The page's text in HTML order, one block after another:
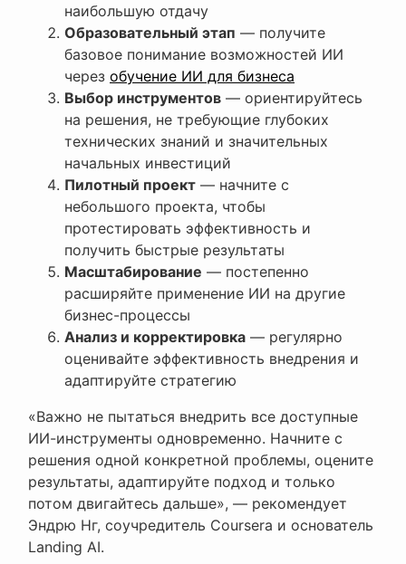
наибольшую отдачу
Образовательный этап — получите
базовое понимание возможностей ИИ
через обучение ИИ для бизнеса
Выбор инструментов — ориентируйтесь
на решения, не требующие глубоких
технических знаний и значительных
начальных инвестиций
Пилотный проект — начните с
небольшого проекта, чтобы
протестировать эффективность и
получить быстрые результаты
Масштабирование — постепенно
расширяйте применение ИИ на другие
бизнес-процессы
Анализ и корректировка — регулярно
оценивайте эффективность внедрения и
адаптируйте стратегию
«Важно не пытаться внедрить все доступные
ИИ-инструменты одновременно. Начните с
решения одной конкретной проблемы, оцените
результаты, адаптируйте подход и только
потом двигайтесь дальше», — рекомендует
Эндрю Нг, соучредитель Coursera и основатель
Landing AI.